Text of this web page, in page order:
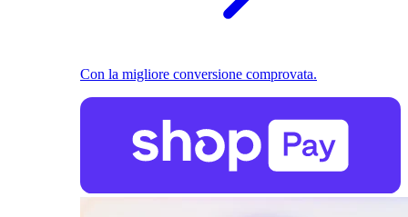
Con la migliore conversione comprovata.